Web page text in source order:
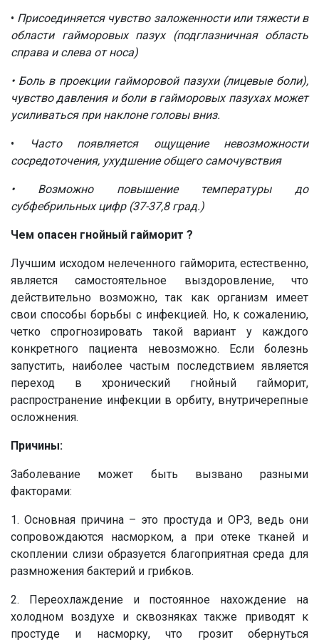
• Присоединяется чувство заложенности или тяжести в
области гайморовых пазух (подглазничная область
справа и слева от носа)
• Боль в проекции гайморовой пазухи (лицевые боли),
чувство давления и боли в гайморовых пазухах может
усиливаться при наклоне головы вниз.
•
Часто появляется ощущение невозможности
сосредоточения, ухудшение общего самочувствия
• Возможно повышение температуры до
субфебрильных цифр (37-37,8 град.)
Чем опасен гнойный гайморит ?
Лучшим исходом нелеченного гайморита, естественно,
является самостоятельное выздоровление, что
действительно возможно, так как организм имеет
свои способы борьбы с инфекцией. Но, к сожалению,
четко спрогнозировать такой вариант у каждого
конкретного пациента невозможно. Если болезнь
запустить, наиболее частым последствием является
переход в хронический гнойный гайморит,
распространение инфекции в орбиту, внутричерепные
осложнения.
Причины:
Заболевание может быть вызвано разными
факторами:
1. Основная причина – это простуда и ОРЗ, ведь они
сопровождаются насморком, а при отеке тканей и
скоплении слизи образуется благоприятная среда для
размножения бактерий и грибков.
2. Переохлаждение и постоянное нахождение на
холодном воздухе и сквозняках также приводят к
простуде и насморку, что грозит обернуться